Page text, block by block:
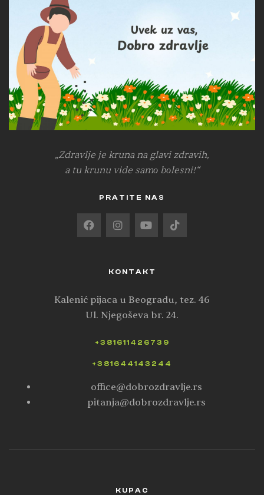
„Zdravlje je kruna na glavi zdravih,
a tu krunu vide samо bоlesni!“
PRATITE NAS
KUPAC
KONTAKT
Kalenić pijaca u Beogradu, tez. 46
Ul. Njegoševa br. 24.
+381611426739
+381644143244
office@dobrozdravlje.rs
pitanja@dobrozdravlje.rs